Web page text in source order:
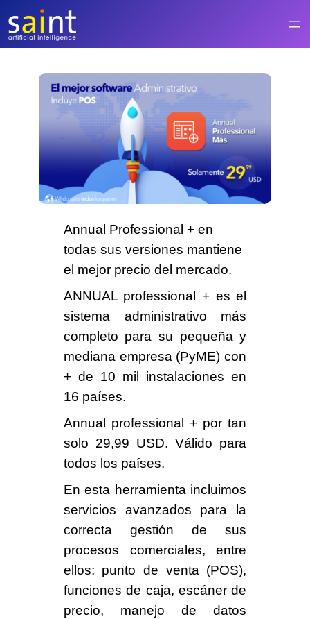
contenido
Annual Professional +en
todas sus versiones mantiene
el mejor precio del mercado.
ANNUAL professional + es el
sistema administrativo más
completo para su pequeña y
mediana empresa (PyME) con
+ de 10 mil instalaciones en
16 países.
Annual professional + por tan
solo 29,99 USD. Válido para
todos los países.
En esta herramienta incluimos
servicios avanzados para la
correcta gestión de sus
procesos comerciales, entre
ellos: punto de venta (POS),
funciones de caja, escáner de
precio, manejo de datos